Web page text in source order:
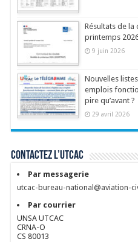
Résultats de
printemps
9 juin 2026
Nouvelles
emplois
pire qu’avant ?
29 avril 2026
Contactez l’UTCAC
Par messagerie
utcac-bureau-national@aviation-
Par courrier
UNSA UTCAC
CRNA-O
CS 80013